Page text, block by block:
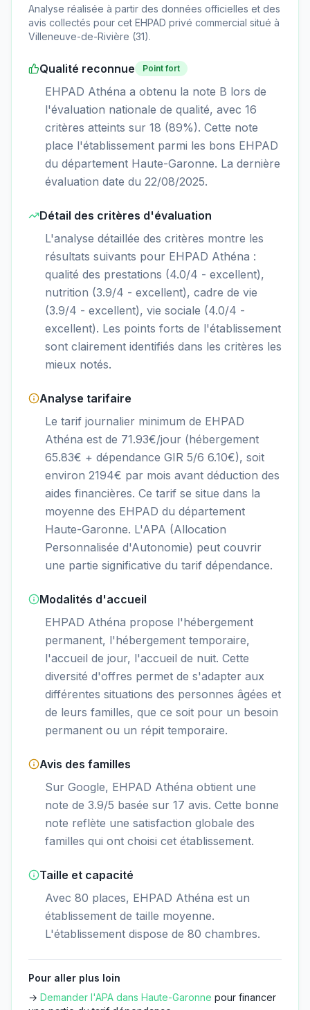
Analyse réalisée à partir des données officielles et des
avis collectés pour cet EHPAD privé commercial situé à
Villeneuve-de-Rivière (31).
Qualité reconnue Point fort
EHPAD Athéna a obtenu la note B lors de
l'évaluation nationale de qualité, avec 16
critères atteints sur 18 (89%). Cette note
place l'établissement parmi les bons EHPAD
du département Haute-Garonne. La dernière
évaluation date du 22/08/2025.
Détail des critères d'évaluation
L'analyse détaillée des critères montre les
résultats suivants pour EHPAD Athéna :
qualité des prestations (4.0/4 - excellent),
nutrition (3.9/4 - excellent), cadre de vie
(3.9/4 - excellent), vie sociale (4.0/4 -
excellent). Les points forts de l'établissement
sont clairement identifiés dans les critères les
mieux notés.
Analyse tarifaire
Le tarif journalier minimum de EHPAD
Athéna est de 71.93€/jour (hébergement
65.83€ + dépendance GIR 5/6 6.10€), soit
environ 2194€ par mois avant déduction des
aides financières. Ce tarif se situe dans la
moyenne des EHPAD du département
Haute-Garonne. L'APA (Allocation
Personnalisée d'Autonomie) peut couvrir
une partie significative du tarif dépendance.
Modalités d'accueil
EHPAD Athéna propose l'hébergement
permanent, l'hébergement temporaire,
l'accueil de jour, l'accueil de nuit. Cette
diversité d'offres permet de s'adapter aux
différentes situations des personnes âgées et
de leurs familles, que ce soit pour un besoin
permanent ou un répit temporaire.
Avis des familles
Sur Google, EHPAD Athéna obtient une
note de 3.9/5 basée sur 17 avis. Cette bonne
note reflète une satisfaction globale des
familles qui ont choisi cet établissement.
Taille et capacité
Avec 80 places, EHPAD Athéna est un
établissement de taille moyenne.
L'établissement dispose de 80 chambres.
Pour aller plus loin
→ Demander l'APA dans Haute-Garonne pour financer